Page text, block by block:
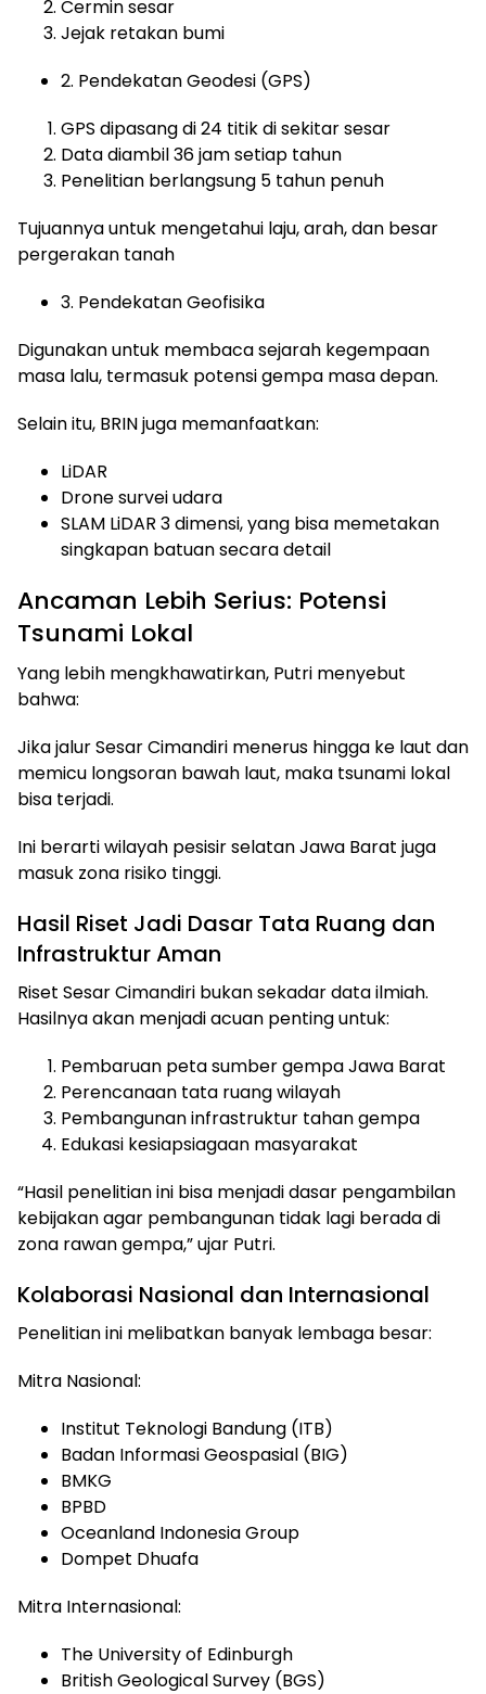
Cermin sesar
Jejak retakan bumi
2. Pendekatan Geodesi (GPS)
GPS dipasang di 24 titik di sekitar sesar
Data diambil 36 jam setiap tahun
Penelitian berlangsung 5 tahun penuh
Tujuannya untuk mengetahui laju, arah, dan besar
pergerakan tanah
3. Pendekatan Geofisika
Digunakan untuk membaca sejarah kegempaan
masa lalu, termasuk potensi gempa masa depan.
Selain itu, BRIN juga memanfaatkan:
LiDAR
Drone survei udara
SLAM LiDAR 3 dimensi, yang bisa memetakan
singkapan batuan secara detail
Ancaman Lebih Serius: Potensi
Tsunami Lokal
Yang lebih mengkhawatirkan, Putri menyebut
bahwa:
Jika jalur Sesar Cimandiri menerus hingga ke laut dan
memicu longsoran bawah laut, maka tsunami lokal
bisa terjadi.
Ini berarti wilayah pesisir selatan Jawa Barat juga
masuk zona risiko tinggi.
Hasil Riset Jadi Dasar Tata Ruang dan
Infrastruktur Aman
Riset Sesar Cimandiri bukan sekadar data ilmiah.
Hasilnya akan menjadi acuan penting untuk:
Pembaruan peta sumber gempa Jawa Barat
Perencanaan tata ruang wilayah
Pembangunan infrastruktur tahan gempa
Edukasi kesiapsiagaan masyarakat
“Hasil penelitian ini bisa menjadi dasar pengambilan
kebijakan agar pembangunan tidak lagi berada di
zona rawan gempa,” ujar Putri.
Kolaborasi Nasional dan Internasional
Penelitian ini melibatkan banyak lembaga besar:
Mitra Nasional:
Institut Teknologi Bandung (ITB)
Badan Informasi Geospasial (BIG)
BMKG
BPBD
Oceanland Indonesia Group
Dompet Dhuafa
Mitra Internasional:
The University of Edinburgh
British Geological Survey (BGS)